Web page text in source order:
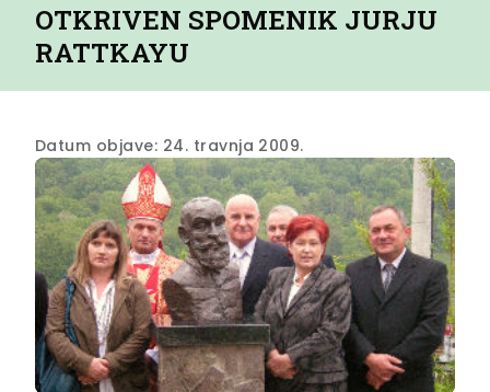
OTKRIVEN SPOMENIK JURJU
RATTKAYU
Datum objave: 24. travnja 2009.